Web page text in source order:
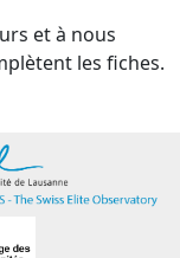
et à nous
les fiches.